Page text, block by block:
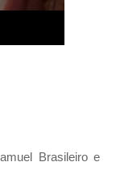
Brasileiro e